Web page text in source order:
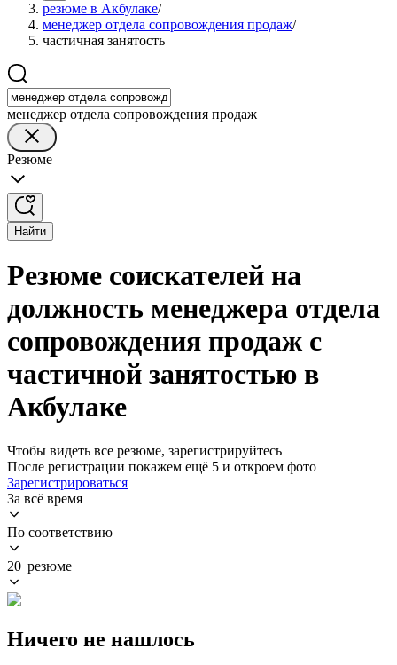
резюме в Акбулаке/
менеджер отдела сопровождения продаж/
частичная занятость
менеджер отдела сопровождения продаж
Резюме
Найти
Резюме соискателей на
должность менеджера отдела
сопровождения продаж с
частичной занятостью в
Акбулаке
Чтобы видеть все резюме, зарегистрируйтесь
После регистрации покажем ещё 5 и откроем фото
Зарегистрироваться
За всё время
По соответствию
20 резюме
Ничего не нашлось